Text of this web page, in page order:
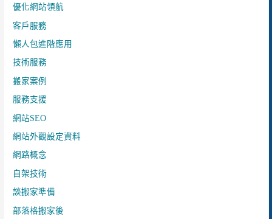
優化網站領航
客戶服務
懶人包進階應用
技術服務
搬家案例
服務支援
網站SEO
網站外觀設定資料
網路概念
自架技術
談搬家準備
部落格搬家後